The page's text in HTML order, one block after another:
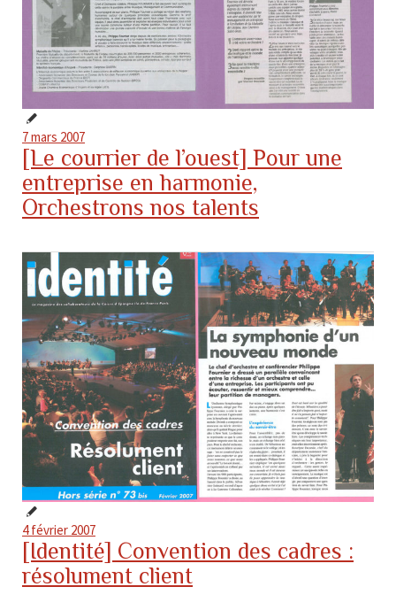
7 mars 2007
[Le courrier de l’ouest] Pour une
entreprise en harmonie,
Orchestrons nos talents
4 février 2007
[Identité] Convention des cadres :
résolument client